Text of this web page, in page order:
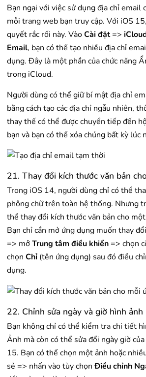
Bạn ngại với việc sử dụng địa chỉ email
mỗi trang web bạn truy cập. Với iOS
quyết rắc rối này. VàoCài đặt=>
Email, bạn có thể tạo nhiều địa chỉ
dụng. Đây là một phần của chức năng
trong iCloud.
Người dùng có thể giữ bí mật địa chỉ
bằng cách tạo các địa chỉ ngẫu nhiên,
thay thế có thể được chuyển tiếp đến
bạn và bạn có thể xóa chúng bất kỳ lúc
21. Thay đổi kích thước văn bản
Trong iOS 14, người dùng chỉ có thể
phông chữ trên toàn hệ thống. Nhưng
thể thay đổi kích thước văn bản cho
Bạn chỉ cần mở ứng dụng muốn thay
=> mởTrung tâm điều khiển => chọn
chọn Chỉ (tên ứng dụng) sau đó điều
dụng.
22. Chỉnh sửa ngày và giờ hình ảnh
Bạn không chỉ có thể kiểm tra chi tiết
Ảnh mà còn có thể sửa đổi ngày giờ
15. Bạn có thể chọn một ảnh hoặc
sẻ => nhấn vào tùy chọnĐiều chỉnh